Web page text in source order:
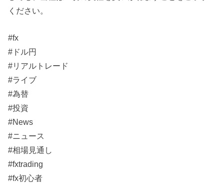
ください。
#fx
#ドル円
#リアルトレード
#ライブ
#為替
#投資
#News
#ニュース
#相場見通し
#fxtrading
#fx初心者